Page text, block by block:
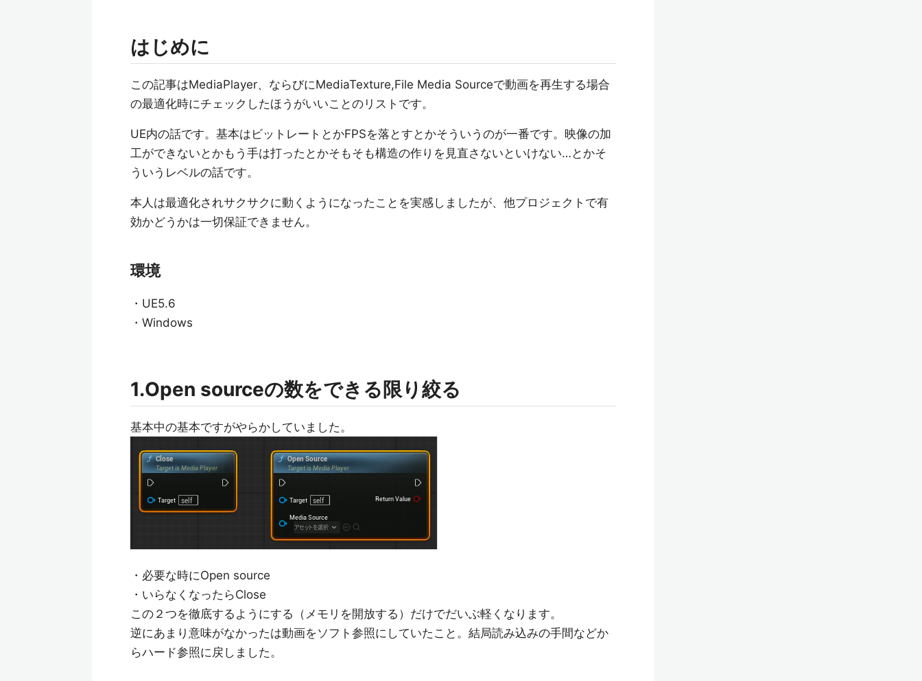
はじめに
この記事はMediaPlayer、ならびにMediaTexture,File Media Sourceで動画を再生する場合
の最適化時にチェックしたほうがいいことのリストです。
UE内の話です。基本はビットレートとかFPSを落とすとかそういうのが一番です。映像の加
工ができないとかもう手は打ったとかそもそも構造の作りを見直さないといけない…とかそ
ういうレベルの話です。
本人は最適化されサクサクに動くようになったことを実感しましたが、他プロジェクトで有
効かどうかは一切保証できません。
環境
・UE5.6
・Windows
1.Open sourceの数をできる限り絞る
基本中の基本ですがやらかしていました。
・必要な時にOpen source
・いらなくなったらClose
この２つを徹底するようにする（メモリを開放する）だけでだいぶ軽くなります。
逆にあまり意味がなかったは動画をソフト参照にしていたこと。結局読み込みの手間などか
らハード参照に戻しました。